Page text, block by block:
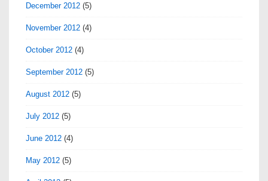
December 2012 (5)
November 2012 (4)
October 2012 (4)
September 2012 (5)
August 2012 (5)
July 2012 (5)
June 2012 (4)
May 2012 (5)